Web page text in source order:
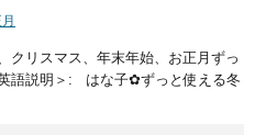
クリスマス、年末年始、お正月ずっ
語説明＞: はな子✿ずっと使える冬